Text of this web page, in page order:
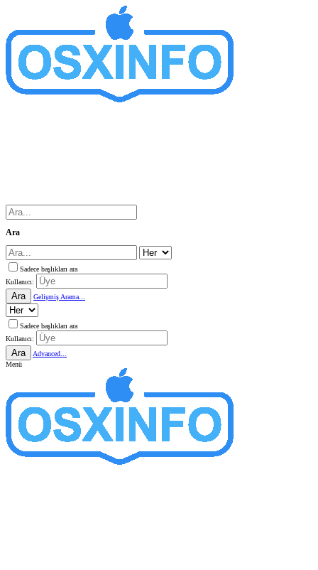
Ara
Sadece başlıkları ara
Kullanıcı:
Ara Gelişmiş Arama...
Sadece başlıkları ara
Kullanıcı:
Ara
Advanced...
Menü